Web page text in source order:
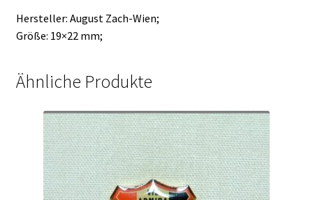
Hersteller: August Zach-Wien;
Größe: 19×22 mm;
Ähnliche Produkte